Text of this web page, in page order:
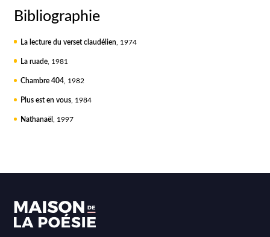
Bibliographie
La lecture du verset claudélien , 1974
La ruade, 1981
Chambre 404, 1982
Plus est en vous, 1984
Nathanaël , 1997